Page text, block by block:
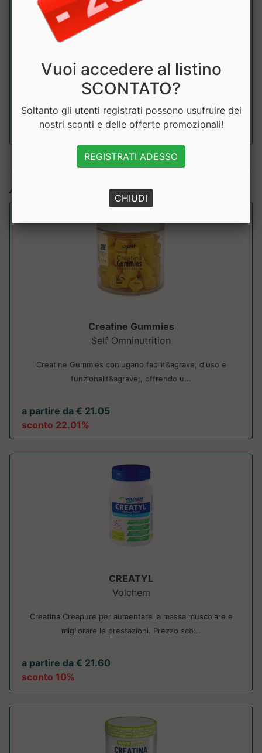
Creatina
monoidrato
Creapure
di cui Creatina 2640mg
Articoli simili:
Creatine Gummies
Self Omninutrition
Creatine Gummies coniugano facilit&agrave; d'uso e
funzionalit&agrave;, offrendo u...
a partire da € 21.05
sconto 22.01%
CREATYL
Volchem
Creatina Creapure per aumentare la massa muscolare e
migliorare le prestazioni. Prezzo sco...
a partire da € 21.60
sconto 10%
Vuoi accedere al listino
SCONTATO?
Soltanto gli utenti registrati possono usufruire dei
nostri sconti e delle offerte promozionali!
REGISTRATI ADESSO
CHIUDI